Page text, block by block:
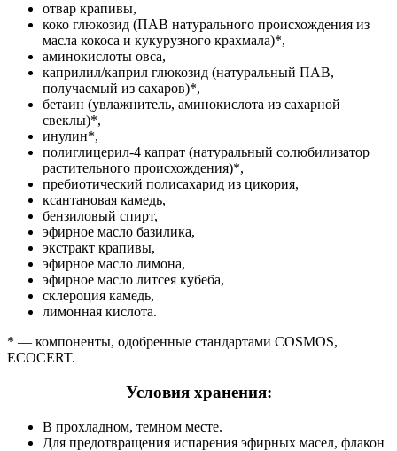
отвар крапивы,
коко глюкозид (ПАВ натурального происхождения из
масла кокоса и кукурузного крахмала)*,
аминокислоты овса,
каприлил/каприл глюкозид (натуральный ПАВ,
получаемый из сахаров)*,
бетаин (увлажнитель, аминокислота из сахарной
свеклы)*,
инулин*,
полиглицерил-4 капрат (натуральный солюбилизатор
растительного происхождения)*,
пребиотический полисахарид из цикория,
ксантановая камедь,
бензиловый спирт,
эфирное масло базилика,
экстракт крапивы,
эфирное масло лимона,
эфирное масло литсея кубеба,
склероция камедь,
лимонная кислота.
* — компоненты, одобренные стандартами COSMOS,
ECOCERT.
Условия хранения:
В прохладном, темном месте.
Для предотвращения испарения эфирных масел, флакон